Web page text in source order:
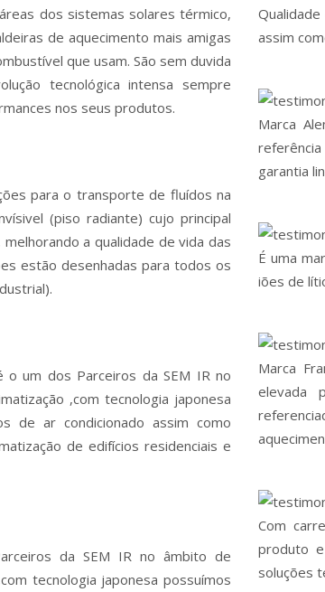
dos sistemas solares térmico,
de aquecimento mais amigas
que usam. São sem duvida
tecnológica intensa sempre
nos seus produtos.
para o transporte de fluídos na
(piso radiante) cujo principal
a qualidade de vida das
estão desenhadas para todos os
o um dos Parceiros da SEM IR no
,com tecnologia japonesa
de ar condicionado assim como
de edifícios residenciais e
da SEM IR no âmbito de
tecnologia japonesa possuímos
assim
Marca
garantia
É uma
iões de
Marca
elevada
Com
produto
soluções